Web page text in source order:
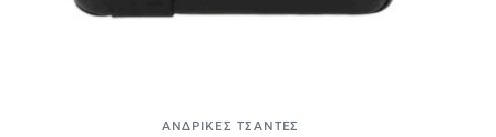
ΑΝΔΡΙΚΈΣ ΤΣΆΝΤΕΣ